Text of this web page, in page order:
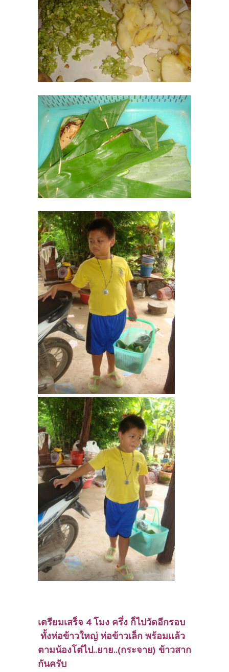
เตรียมเสร็จ 4 โมง ครึ่ง ก็ไปวัดอีกรอบ
ทั้งห่อข้าวใหญ่ ห่อข้าวเล็ก พร้อมแล้ว
ตามน้องโต๋ไป..ยาย..(กระจาย) ข้าวสาก
กันครับ